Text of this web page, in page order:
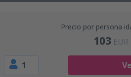
Precio por persona
103 EUR
1